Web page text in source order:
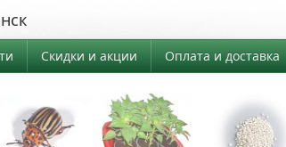
Скидки и акции Оплата и доставка